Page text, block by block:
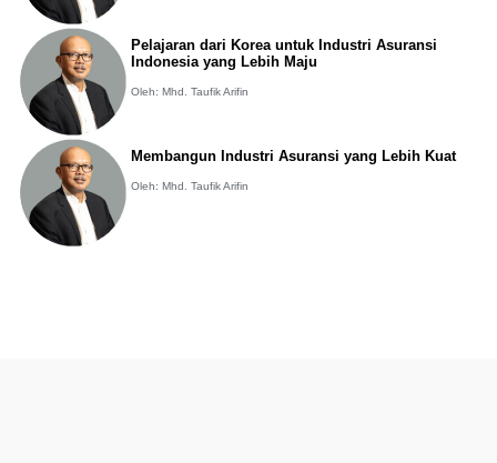
Pelajaran dari Korea untuk Industri Asuransi
Indonesia yang Lebih Maju
Oleh: Mhd. Taufik Arifin
Membangun Industri Asuransi yang Lebih Kuat
Oleh: Mhd. Taufik Arifin